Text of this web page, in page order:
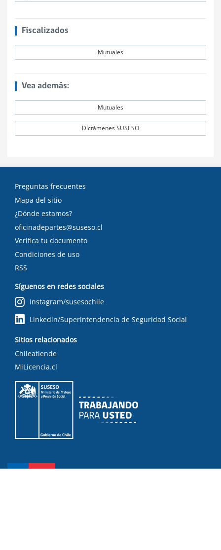
Fiscalizados
Mutuales
Vea además:
Mutuales
Dictámenes SUSESO
Preguntas frecuentes
Mapa del sitio
¿Dónde estamos?
oficinadepartes@suseso.cl
Verifica tu documento
Condiciones de uso
RSS
Síguenos en redes sociales
Instagram/susesochile
Linkedin/Superintendencia de Seguridad Social
Sitios relacionados
Chileatiende
MiLicencia.cl